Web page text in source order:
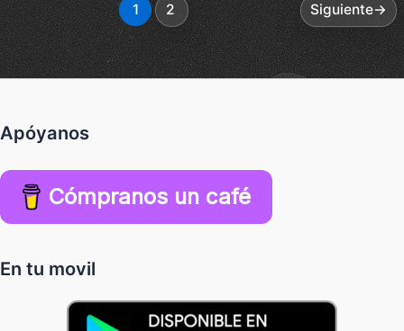
1 2 Siguiente→
Apóyanos
Cómpranos un café
En tu movil